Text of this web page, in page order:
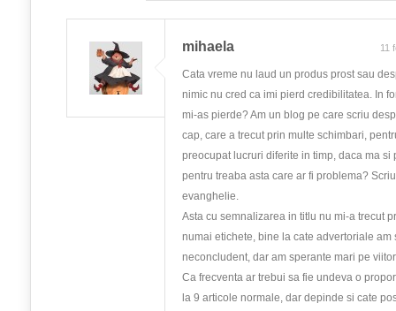
mihaela 11
Cata vreme nu laud un produs prost sau
nimic nu cred ca imi pierd credibilitatea. In
mi-as pierde? Am un blog pe care scriu
cap, care a trecut prin multe schimbari,
preocupat lucruri diferite in timp, daca ma si
pentru treaba asta care ar fi problema?
evanghelie.
Asta cu semnalizarea in titlu nu mi-a trecut
numai etichete, bine la cate advertoriale am
neconcludent, dar am sperante mari pe
Ca frecventa ar trebui sa fie undeva o
la 9 articole normale, dar depinde si cate